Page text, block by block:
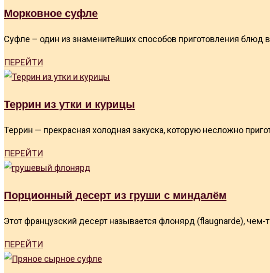
Морковное суфле
Суфле – один из знаменитейших способов приготовления блюд
ПЕРЕЙТИ
Террин из утки и курицы
Террин — прекрасная холодная закуска, которую несложно
ПЕРЕЙТИ
Порционный десерт из груши с миндалём
Этот французский десерт называется флонярд (flaugnarde),
ПЕРЕЙТИ